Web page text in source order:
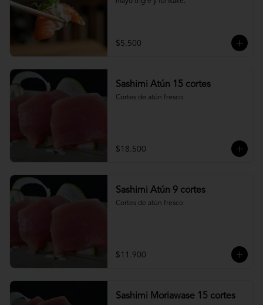
$5.500
Sashimi Atún 15 cortes
Cortes de atún fresco
$18.500
Sashimi Atún 9 cortes
Cortes de atún fresco
$11.900
Sashimi Moriawase 15 cortes